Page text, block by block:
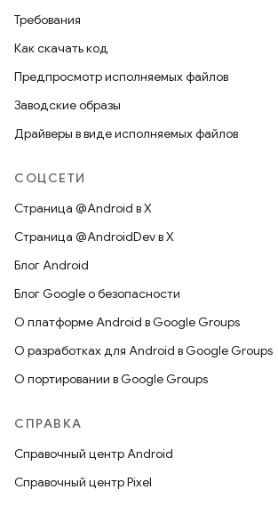
Требования
Как скачать код
Предпросмотр исполняемых файлов
Заводские образы
Драйверы в виде исполняемых файлов
СОЦСЕТИ
Страница @Android в X
Страница @AndroidDev в X
Блог Android
Блог Google о безопасности
О платформе Android в Google Groups
О разработках для Android в Google Groups
О портировании в Google Groups
СПРАВКА
Справочный центр Android
Справочный центр Pixel